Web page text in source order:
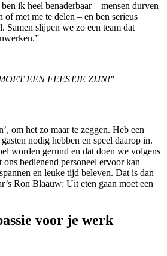
ik heel benaderbaar – mensen durven
of met me te delen – en ben serieus
Samen slijpen we zo een team dat
EEN FEESTJE ZIJN!"
om het zo maar te zeggen. Heb een
nodig hebben en speel daarop in.
worden gerund en dat doen we volgens
ons bedienend personeel ervoor kan
en leuke tijd beleven. Dat is dan
Ron Blaauw: Uit eten gaan moet een
voor je werk